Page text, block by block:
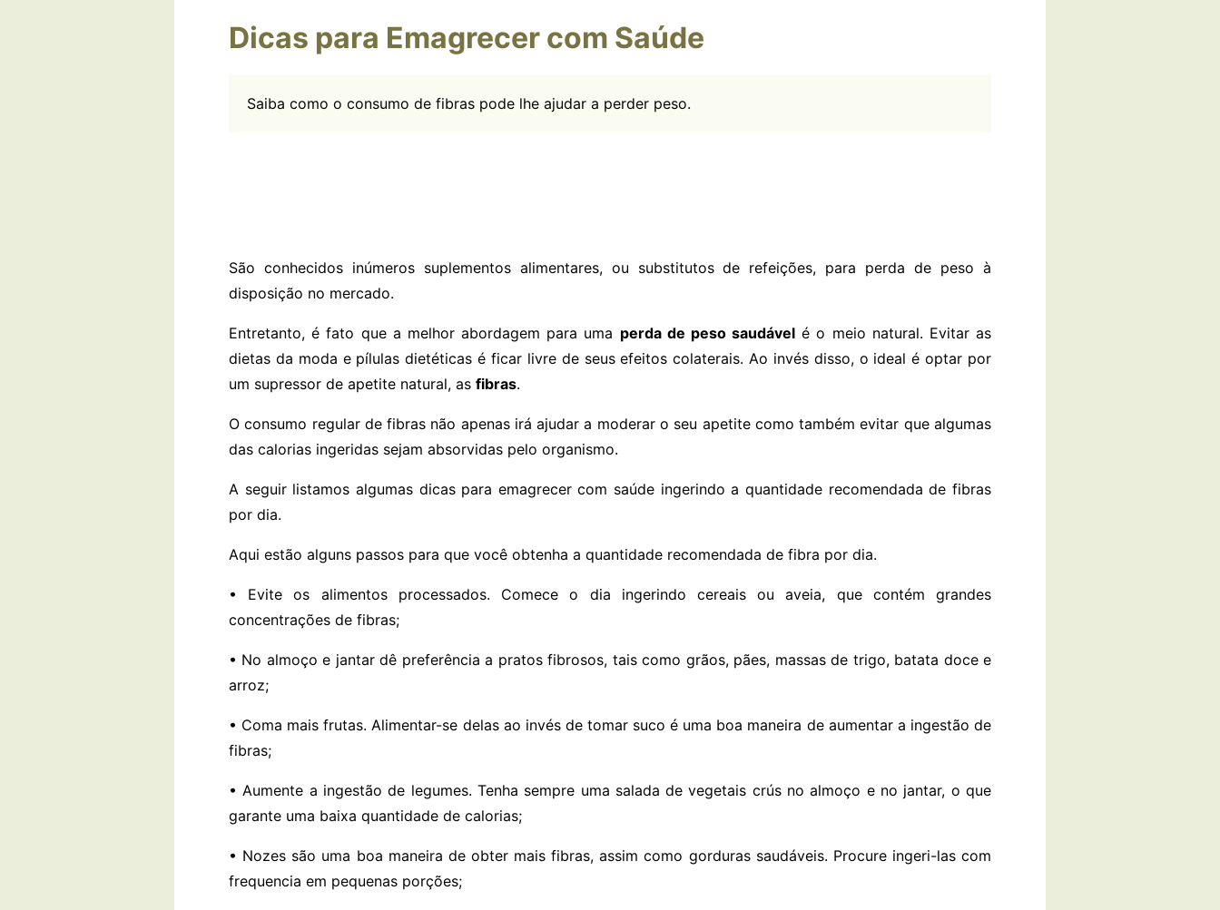
Dicas para Emagrecer com Saúde
Saiba como o consumo de fibras pode lhe ajudar a perder peso.
São conhecidos inúmeros suplementos alimentares, ou substitutos de refeições, para perda de peso à
disposição no mercado.
Entretanto, é fato que a melhor abordagem para uma perda de peso saudável é o meio natural. Evitar as
dietas da moda e pílulas dietéticas é ficar livre de seus efeitos colaterais. Ao invés disso, o ideal é optar por
um supressor de apetite natural, as fibras.
O consumo regular de fibras não apenas irá ajudar a moderar o seu apetite como também evitar que algumas
das calorias ingeridas sejam absorvidas pelo organismo.
A seguir listamos algumas dicas para emagrecer com saúde ingerindo a quantidade recomendada de fibras
por dia.
Aqui estão alguns passos para que você obtenha a quantidade recomendada de fibra por dia.
• Evite os alimentos processados. Comece o dia ingerindo cereais ou aveia, que contém grandes
concentrações de fibras;
• No almoço e jantar dê preferência a pratos fibrosos, tais como grãos, pães, massas de trigo, batata doce e
arroz;
• Coma mais frutas. Alimentar-se delas ao invés de tomar suco é uma boa maneira de aumentar a ingestão de
fibras;
• Aumente a ingestão de legumes. Tenha sempre uma salada de vegetais crús no almoço e no jantar, o que
garante uma baixa quantidade de calorias;
• Nozes são uma boa maneira de obter mais fibras, assim como gorduras saudáveis. Procure ingeri-las com
frequencia em pequenas porções;